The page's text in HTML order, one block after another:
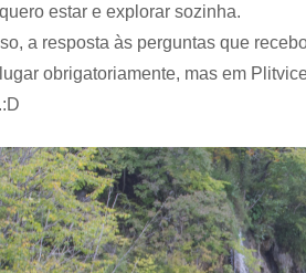
estar e explorar sozinha.
a resposta às perguntas que
obrigatoriamente, mas em